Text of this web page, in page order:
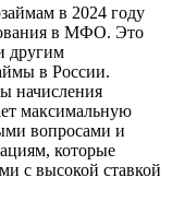
в 2024 году
в МФО. Это
другим
в России.
начисления
максимальную
вопросами и
которые
с высокой ставкой